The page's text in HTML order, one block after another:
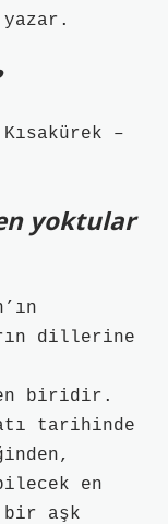
–
yoktular
dillerine
biridir.
tarihinde
en
aşk